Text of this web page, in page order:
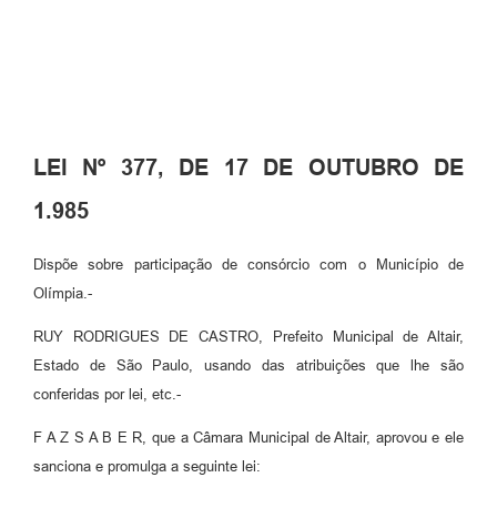
LEI Nº 377, DE 17 DE OUTUBRO DE
1.985
Dispõe sobre participação de consórcio com o Município de
Olímpia.-
RUY RODRIGUES DE CASTRO, Prefeito Municipal de Altair,
Estado de São Paulo, usando das atribuições que lhe são
conferidas por lei, etc.-
F A Z S A B E R, que a Câmara Municipal de Altair, aprovou e ele
sanciona e promulga a seguinte lei: